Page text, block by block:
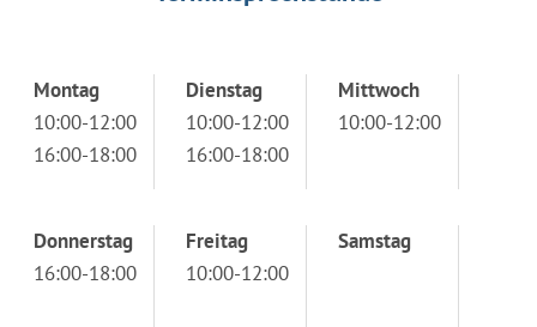
Montag
10:00-12:00
16:00-18:00
Dienstag
10:00-12:00
16:00-18:00
Mittwoch
10:00-12:00
Donnerstag
16:00-18:00
Freitag
10:00-12:00
Samstag